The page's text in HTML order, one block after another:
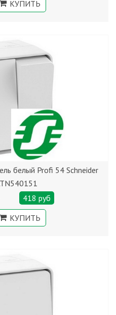
белый Profi 54 Schneider
418 руб